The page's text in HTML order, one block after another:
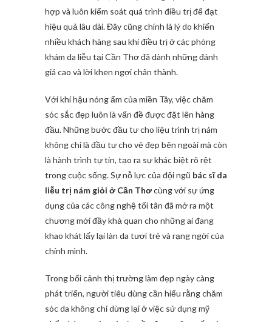
hợp và luôn kiểm soát quá trình điều trị để đạt
hiệu quả lâu dài. Đây cũng chính là lý do khiến
nhiều khách hàng sau khi điều trị ở các phòng
khám da liễu tại Cần Thơ đã dành những đánh
giá cao và lời khen ngợi chân thành.
Với khí hậu nóng ẩm của miền Tây, việc chăm
sóc sắc đẹp luôn là vấn đề được đặt lên hàng
đầu. Những bước đầu tư cho liệu trình trị nám
không chỉ là đầu tư cho vẻ đẹp bên ngoài mà còn
là hành trình tự tin, tạo ra sự khác biệt rõ rệt
trong cuộc sống. Sự nỗ lực của đội ngũ bác sĩ da
liễu trị nám giỏi ở Cần Thơcùng với sự ứng
dụng của các công nghệ tối tân đã mở ra một
chương mới đầy khả quan cho những ai đang
khao khát lấy lại làn da tươi trẻ và rạng ngời của
chính mình.
Trong bối cảnh thị trường làm đẹp ngày càng
phát triển, người tiêu dùng cần hiểu rằng chăm
sóc da không chỉ dừng lại ở việc sử dụng mỹ